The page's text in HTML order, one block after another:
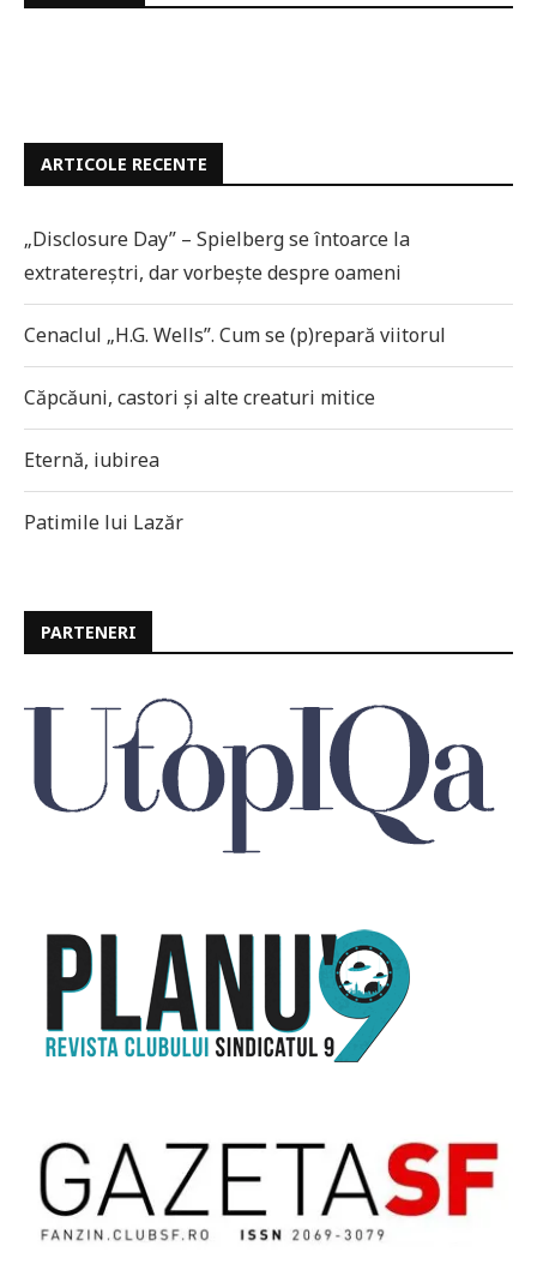
ARTICOLE RECENTE
„Disclosure Day” – Spielberg se întoarce la
extratereștri, dar vorbește despre oameni
Cenaclul „H.G. Wells”. Cum se (p)repară viitorul
Căpcăuni, castori și alte creaturi mitice
Eternă, iubirea
Patimile lui Lazăr
PARTENERI